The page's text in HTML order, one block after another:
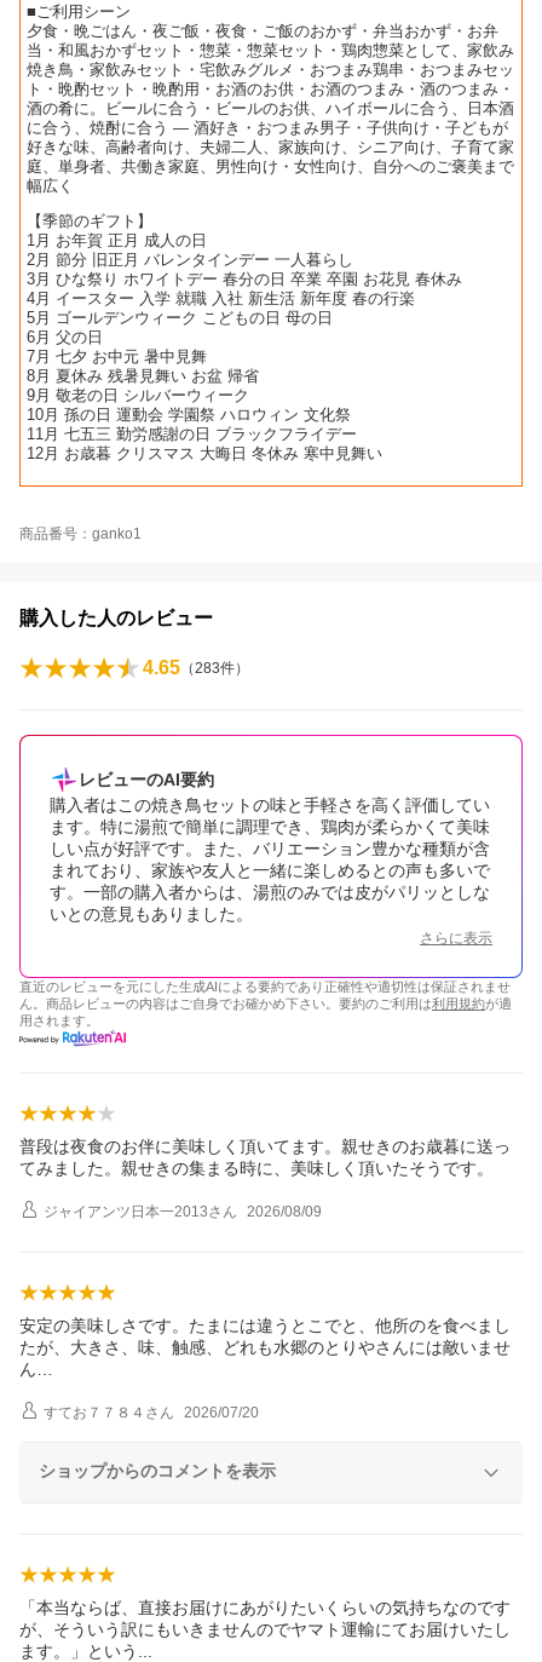
■ご利用シーン
夕食・晩ごはん・夜ご飯・夜食・ご飯のおかず・弁当おかず・お弁
当・和風おかずセット・惣菜・惣菜セット・鶏肉惣菜として、家飲み
焼き鳥・家飲みセット・宅飲みグルメ・おつまみ鶏串・おつまみセッ
ト・晩酌セット・晩酌用・お酒のお供・お酒のつまみ・酒のつまみ・
酒の肴に。ビールに合う・ビールのお供、ハイボールに合う、日本酒
に合う、焼酎に合う ― 酒好き・おつまみ男子・子供向け・子どもが
好きな味、高齢者向け、夫婦二人、家族向け、シニア向け、子育て家
庭、単身者、共働き家庭、男性向け・女性向け、自分へのご褒美まで
幅広く
【季節のギフト】
1月 お年賀 正月 成人の日
2月 節分 旧正月 バレンタインデー 一人暮らし
3月 ひな祭り ホワイトデー 春分の日 卒業 卒園 お花見 春休み
4月 イースター 入学 就職 入社 新生活 新年度 春の行楽
5月 ゴールデンウィーク こどもの日 母の日
6月 父の日
7月 七夕 お中元 暑中見舞
8月 夏休み 残暑見舞い お盆 帰省
9月 敬老の日 シルバーウィーク
10月 孫の日 運動会 学園祭 ハロウィン 文化祭
11月 七五三 勤労感謝の日 ブラックフライデー
12月 お歳暮 クリスマス 大晦日 冬休み 寒中見舞い
商品番号：ganko1
購入した人のレビュー
4.65 （283件）
レビューのAI要約
購入者はこの焼き鳥セットの味と手軽さを高く評価してい
ます。特に湯煎で簡単に調理でき、鶏肉が柔らかくて美味
しい点が好評です。また、バリエーション豊かな種類が含
まれており、家族や友人と一緒に楽しめるとの声も多いで
す。一部の購入者からは、湯煎のみでは皮がパリッとしな
いとの意見もありました。
さらに表示
直近のレビューを元にした生成AIによる要約であり正確性や適切性は保証されませ
ん。商品レビューの内容はご自身でお確かめ下さい。要約のご利用は利用規約が適
用されます。
普段は夜食のお伴に美味しく頂いてます。親せきのお歳暮に送っ
てみました。親せきの集まる時に、美味しく頂いたそうです。
ジャイアンツ日本一2013さん 2026/08/09
安定の美味しさです。たまには違うとこでと、他所のを食べまし
たが、大きさ、味、触感、どれも水郷のとりやさんには敵いませ
ん…
すてお７７８４ さん 2026/07/20
ショップからのコメントを表示
「本当ならば、直接お届けにあがりたいくらいの気持ちなのです
が、そういう訳にもいきませんのでヤマト運輸にてお届けいたし
ます。」という